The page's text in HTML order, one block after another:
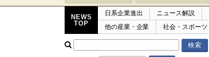
NEWS
TOP
日系企業進出 ニュース解説
他の産業・企業
社会・スポーツ